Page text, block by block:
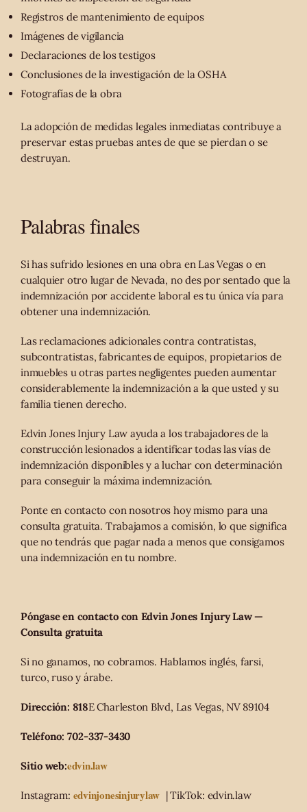
Registros de mantenimiento de equipos
Imágenes de vigilancia
Declaraciones de los testigos
Conclusiones de la investigación de la OSHA
Fotografías de la obra
La adopción de medidas legales inmediatas contribuye a
preservar estas pruebas antes de que se pierdan o se
destruyan.
Palabras finales
Si has sufrido lesiones en una obra en Las Vegas o en
cualquier otro lugar de Nevada, no des por sentado que la
indemnización por accidente laboral es tu única vía para
obtener una indemnización.
Las reclamaciones adicionales contra contratistas,
subcontratistas, fabricantes de equipos, propietarios de
inmuebles u otras partes negligentes pueden aumentar
considerablemente la indemnización a la que usted y su
familia tienen derecho.
Edvin Jones Injury Law ayuda a los trabajadores de la
construcción lesionados a identificar todas las vías de
indemnización disponibles y a luchar con determinación
para conseguir la máxima indemnización.
Ponte en contacto con nosotros hoy mismo para una
consulta gratuita. Trabajamos a comisión, lo que significa
que no tendrás que pagar nada a menos que consigamos
una indemnización en tu nombre.
Póngase en contacto con Edvin Jones Injury Law —
Consulta gratuita
Si no ganamos, no cobramos. Hablamos inglés, farsi,
turco, ruso y árabe.
Dirección: 818E Charleston Blvd, Las Vegas, NV 89104
Teléfono: 702-337-3430
Sitio web:edvin.law
Instagram: edvinjonesinjurylaw | TikTok: edvin.law